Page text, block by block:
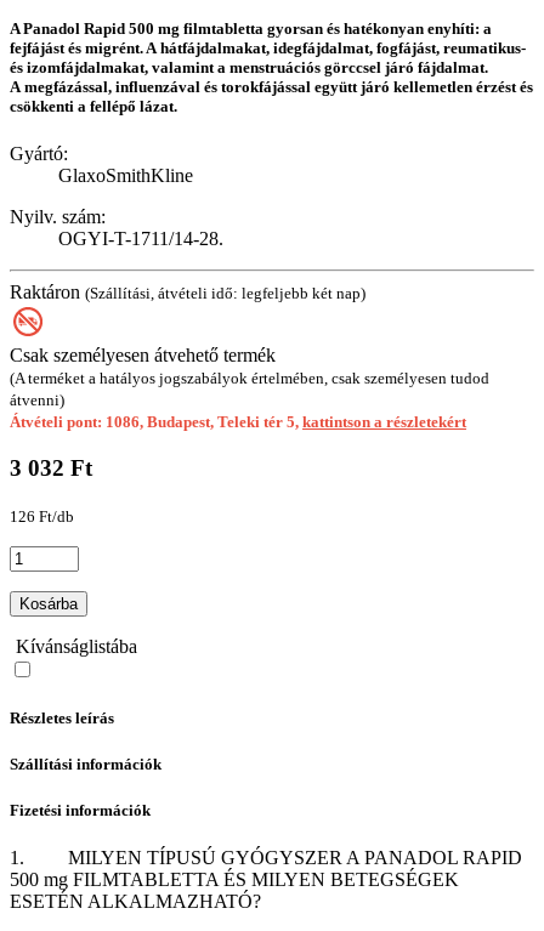
A Panadol Rapid 500 mg filmtabletta gyorsan és hatékonyan enyhíti: a
fejfájást és migrént. A hátfájdalmakat, idegfájdalmat, fogfájást, reumatikus-
és izomfájdalmakat, valamint a menstruációs görccsel járó fájdalmat.
A megfázással, influenzával és torokfájással együtt járó kellemetlen érzést és
csökkenti a fellépő lázat.
Gyártó:
GlaxoSmithKline
Nyilv. szám:
OGYI-T-1711/14-28.
Raktáron (Szállítási, átvételi idő: legfeljebb két nap)
Csak személyesen átvehető termék
(A terméket a hatályos jogszabályok értelmében, csak személyesen tudod
átvenni)
Átvételi pont: 1086, Budapest, Teleki tér 5, kattintson a részletekért
3 032 Ft
126 Ft/db
Kosárba
Kívánságlistába
Részletes leírás
Szállítási információk
Fizetési információk
1. MILYEN TÍPUSÚ GYÓGYSZER A PANADOL RAPID
500 mg FILMTABLETTA ÉS MILYEN BETEGSÉGEK
ESETÉN ALKALMAZHATÓ?